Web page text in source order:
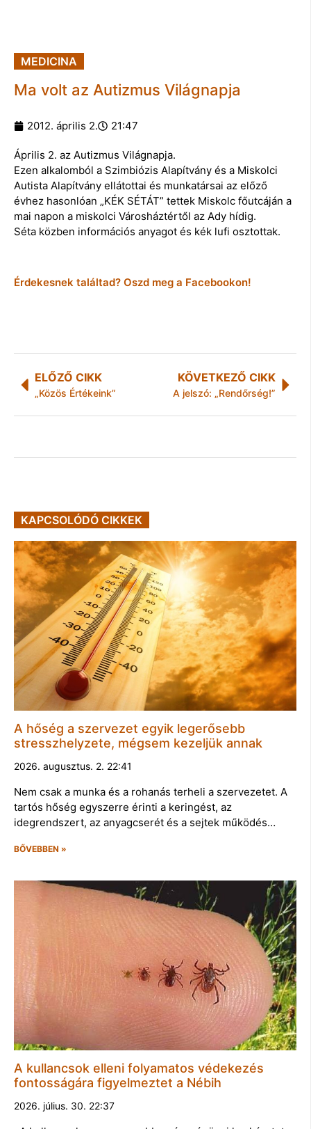
MEDICINA
Ma volt az Autizmus Világnapja
2012. április 2. 21:47
Április 2. az Autizmus Világnapja.
Ezen alkalomból a Szimbiózis Alapítvány és a Miskolci
Autista Alapítvány ellátottai és munkatársai az előző
évhez hasonlóan „KÉK SÉTÁT” tettek Miskolc főutcáján a
mai napon a miskolci Városháztértől az Ady hídig.
Séta közben információs anyagot és kék lufi osztottak.
Érdekesnek találtad? Oszd meg a Facebookon!
ELŐZŐ CIKK
„Közös Értékeink”
KÖVETKEZŐ CIKK
A jelszó: „Rendőrség!”
KAPCSOLÓDÓ CIKKEK
A hőség a szervezet egyik legerősebb
stresszhelyzete, mégsem kezeljük annak
2026. augusztus. 2. 22:41
Nem csak a munka és a rohanás terheli a szervezetet. A
tartós hőség egyszerre érinti a keringést, az
idegrendszert, az anyagcserét és a sejtek működés…
BŐVEBBEN »
A kullancsok elleni folyamatos védekezés
fontosságára figyelmeztet a Nébih
2026. július. 30. 22:37